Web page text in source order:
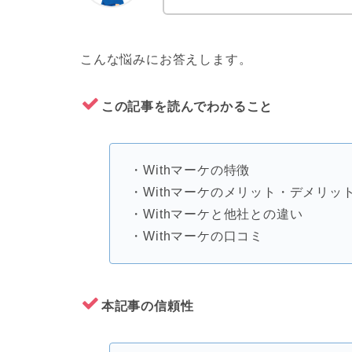
こんな悩みにお答えします。
この記事を読んでわかること
・Withマーケの特徴
・Withマーケのメリット・デメリッ
・Withマーケと他社との違い
・Withマーケの口コミ
本記事の信頼性